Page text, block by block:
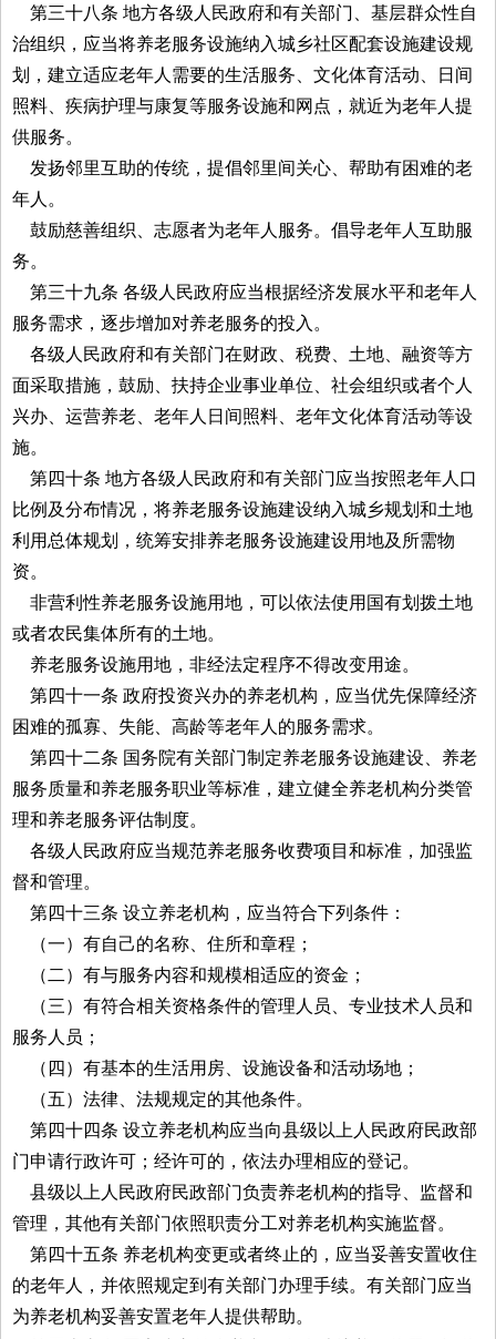
第三十八条 地方各级人民政府和有关部门、基层群众性自
治组织，应当将养老服务设施纳入城乡社区配套设施建设规
划，建立适应老年人需要的生活服务、文化体育活动、日间
照料、疾病护理与康复等服务设施和网点，就近为老年人提
供服务。
发扬邻里互助的传统，提倡邻里间关心、帮助有困难的老
年人。
鼓励慈善组织、志愿者为老年人服务。倡导老年人互助服
务。
第三十九条 各级人民政府应当根据经济发展水平和老年人
服务需求，逐步增加对养老服务的投入。
各级人民政府和有关部门在财政、税费、土地、融资等方
面采取措施，鼓励、扶持企业事业单位、社会组织或者个人
兴办、运营养老、老年人日间照料、老年文化体育活动等设
施。
第四十条 地方各级人民政府和有关部门应当按照老年人口
比例及分布情况，将养老服务设施建设纳入城乡规划和土地
利用总体规划，统筹安排养老服务设施建设用地及所需物
资。
非营利性养老服务设施用地，可以依法使用国有划拨土地
或者农民集体所有的土地。
养老服务设施用地，非经法定程序不得改变用途。
第四十一条 政府投资兴办的养老机构，应当优先保障经济
困难的孤寡、失能、高龄等老年人的服务需求。
第四十二条 国务院有关部门制定养老服务设施建设、养老
服务质量和养老服务职业等标准，建立健全养老机构分类管
理和养老服务评估制度。
各级人民政府应当规范养老服务收费项目和标准，加强监
督和管理。
第四十三条 设立养老机构，应当符合下列条件：
（一）有自己的名称、住所和章程；
（二）有与服务内容和规模相适应的资金；
（三）有符合相关资格条件的管理人员、专业技术人员和
服务人员；
（四）有基本的生活用房、设施设备和活动场地；
（五）法律、法规规定的其他条件。
第四十四条 设立养老机构应当向县级以上人民政府民政部
门申请行政许可；经许可的，依法办理相应的登记。
县级以上人民政府民政部门负责养老机构的指导、监督和
管理，其他有关部门依照职责分工对养老机构实施监督。
第四十五条 养老机构变更或者终止的，应当妥善安置收住
的老年人，并依照规定到有关部门办理手续。有关部门应当
为养老机构妥善安置老年人提供帮助。